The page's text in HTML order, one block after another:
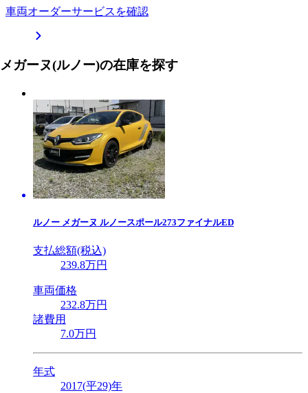
車両オーダーサービスを確認
メガーヌ(ルノー)の在庫を探す
ルノー メガーヌ ルノースポール273ファイナルED
支払総額(税込)
239.8万円
車両価格
232.8万円
諸費用
7.0万円
年式
2017(平29)年